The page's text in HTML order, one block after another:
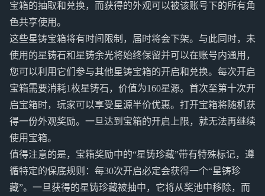
宝箱的抽取和兑换，而获得的外观可以被该账号下的所有角
色共享使用。
这些星铸宝箱将有时间限制，届时将会下架。与此同时，未
使用的星铸石和星铸余光将始终保留并可以在账号内通用，
您可以利用它们参与其他星铸宝箱的开启和兑换。每次开启
宝箱需要消耗1枚星铸石，价值为160星源。首次至第十次开
启宝箱时，玩家可以享受星源半价优惠。打开宝箱将随机获
得一份外观奖励。一旦达到宝箱的开启上限，就无法再继续
使用宝箱。
值得注意的是，宝箱奖励中的“星铸珍藏”带有特殊标记，遵
循特定的保底规则：每30次开启必定会获得一个“星铸珍
藏”。一旦获得的星铸珍藏被抽中，它将从奖池中移除，而